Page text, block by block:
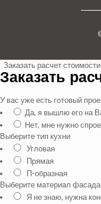
Заказать расчет стоимости
Заказать
У вас уже есть готовый
Да, я вышлю его на
Нет, мне нужно
Выберите тип кухни
Угловая
Прямая
П-образная
Выберите материал фасада
Я не знаю, нужна